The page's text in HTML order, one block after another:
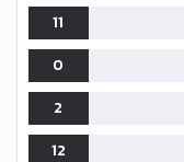
11
0
2
12